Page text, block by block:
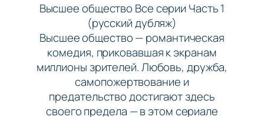
Высшее общество Все серии Часть 1
(русский дубляж)
Высшее общество — романтическая
комедия, приковавшая к экранам
миллионы зрителей. Любовь, дружба,
самопожертвование и
предательство достигают здесь
своего предела — в этом сериале